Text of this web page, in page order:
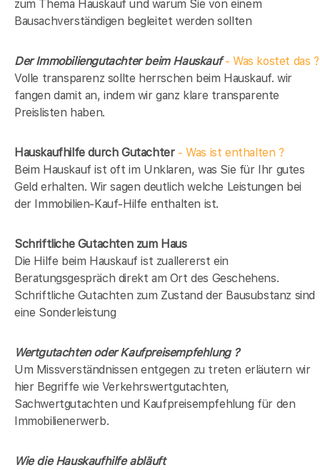
zum Thema Hauskauf und warum Sie von einem
Bausachverständigen begleitet werden sollten
Der Immobiliengutachter beim Hauskauf- Was kostet das ?
Volle transparenz sollte herrschen beim Hauskauf. wir
fangen damit an, indem wir ganz klare transparente
Preislisten haben.
Hauskaufhilfe durch Gutachter- Was ist enthalten ?
Beim Hauskauf ist oft im Unklaren, was Sie für Ihr gutes
Geld erhalten. Wir sagen deutlich welche Leistungen bei
der Immobilien-Kauf-Hilfe enthalten ist.
Schriftliche Gutachten zum Haus
Die Hilfe beim Hauskauf ist zuallererst ein
Beratungsgespräch direkt am Ort des Geschehens.
Schriftliche Gutachten zum Zustand der Bausubstanz sind
eine Sonderleistung
Wertgutachten oder Kaufpreisempfehlung ?
Um Missverständnissen entgegen zu treten erläutern wir
hier Begriffe wie Verkehrswertgutachten,
Sachwertgutachten und Kaufpreisempfehlung für den
Immobilienerwerb.
Wie die Hauskaufhilfe abläuft